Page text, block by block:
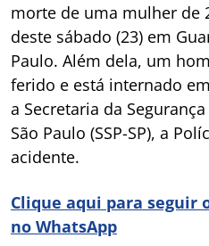
morte de uma mulher de
deste sábado (23) em
Paulo. Além dela, um
ferido e está internado
a Secretaria da
São Paulo (SSP-SP), a
acidente.
Clique aqui para seguir
no WhatsApp